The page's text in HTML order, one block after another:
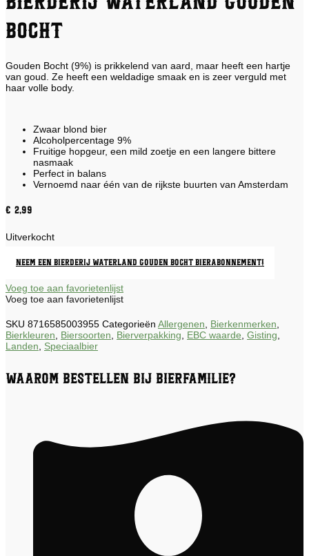
Bocht
Gouden Bocht (9%) is prikkelend van aard, maar heeft een hartje
van goud. Ze heeft een weldadige smaak en is zeer verguld met
haar volle body.
Zwaar blond bier
Alcoholpercentage 9%
Fruitige hopgeur, een mild zoetje en een langere bittere
nasmaak
Perfect in balans
Vernoemd naar één van de rijkste buurten van Amsterdam
€ 2,99
Uitverkocht
Neem een Bierderij Waterland Gouden Bocht bierabonnement!
Voeg toe aan favorietenlijst
Voeg toe aan favorietenlijst
SKU 8716585003955 Categorieën Allergenen Bierkenmerken
Bierkleuren
Biersoorten Bierverpakking EBC waarde Gisting
Landen
Speciaalbier
Waarom bestellen bij Bierfamilie?